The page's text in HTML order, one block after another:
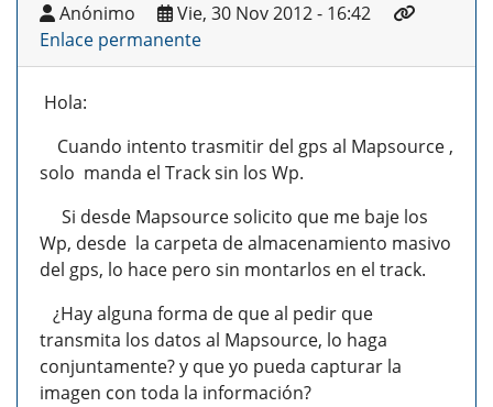
Anónimo
Vie, 30 Nov 2012 - 16:42
Enlace permanente
Hola:
Cuando intento trasmitir del gps al Mapsource ,
solo manda el Track sin los Wp.
Si desde Mapsource solicito que me baje los
Wp, desde la carpeta de almacenamiento masivo
del gps, lo hace pero sin montarlos en el track.
¿Hay alguna forma de que al pedir que
transmita los datos al Mapsource, lo haga
conjuntamente? y que yo pueda capturar la
imagen con toda la información?